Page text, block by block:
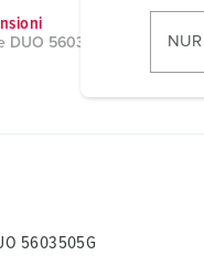
DUO 5603505G
5603505G